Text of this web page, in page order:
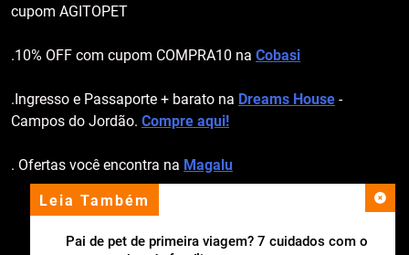
Leia Também
Pai de pet de primeira viagem? 7 cuidados com o
cupom AGITOPET
.10% OFF com cupom COMPRA10 na Cobasi
.Ingresso e Passaporte + barato na Dreams House -
Campos do Jordão. Compre aqui!
. Ofertas você encontra na Magalu
apoio institucional